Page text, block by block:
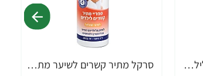
סרקל מסכת הזנה לשיער לילדים 200 מ”ל - ד"ר פישר
סרקל מתיר קשרים לשיער מתולתל 340 מ”ל - ד"ר פישר